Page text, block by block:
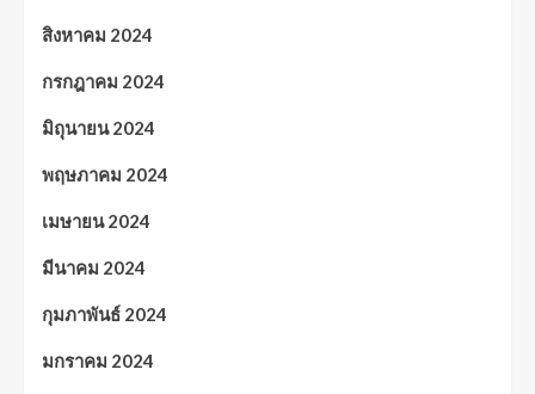
สิงหาคม 2024
กรกฎาคม 2024
มิถุนายน 2024
พฤษภาคม 2024
เมษายน 2024
มีนาคม 2024
กุมภาพันธ์ 2024
มกราคม 2024